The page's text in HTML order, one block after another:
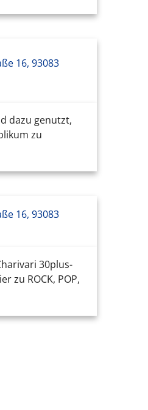
16, 93083
dazu genutzt,
zu
16, 93083
30plus-
zu ROCK, POP,